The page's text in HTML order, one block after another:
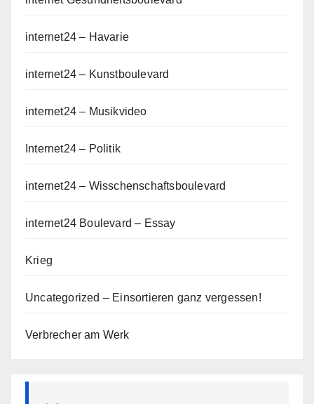
internet24 – Havarie
internet24 – Kunstboulevard
internet24 – Musikvideo
Internet24 – Politik
internet24 – Wisschenschaftsboulevard
internet24 Boulevard – Essay
Krieg
Uncategorized – Einsortieren ganz vergessen!
Verbrecher am Werk